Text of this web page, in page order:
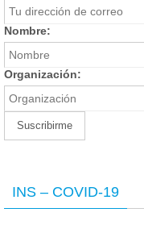
Nombre:
Organización:
INS – COVID-19